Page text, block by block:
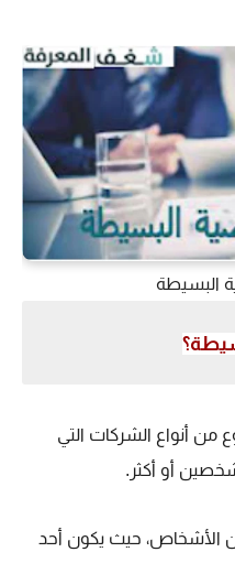
البسيطة
من أنواع الشركات التي
أو أكثر.
الأشخاص، حيث يكون أحد